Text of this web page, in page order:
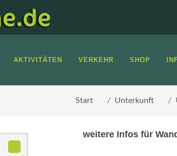
AKTIVITÄTEN VERKEHR SHOP
Start Unterkunft
weitere Infos für